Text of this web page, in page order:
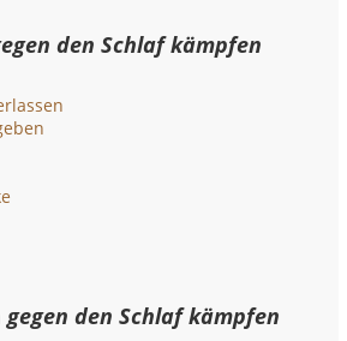
den Schlaf kämpfen
gegen den Schlaf kämpfen